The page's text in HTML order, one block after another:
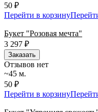
50 ₽
Перейти в корзину
Букет "Розовая мечта"
3 297 ₽
Заказать
Отзывов нет
~45 м.
50 ₽
Перейти в корзину